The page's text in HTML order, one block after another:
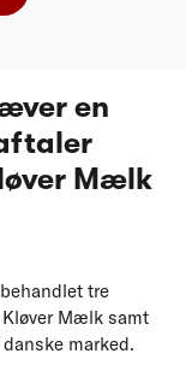
en
Mælk
tre
Mælk samt
marked.